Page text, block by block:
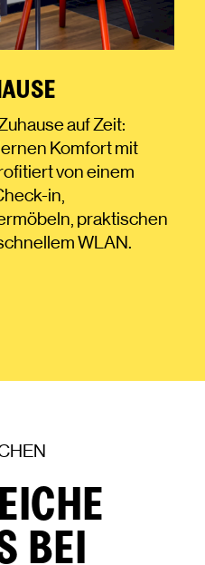
auf Zeit:
Komfort mit
von einem
in,
praktischen
WLAN.
BEI